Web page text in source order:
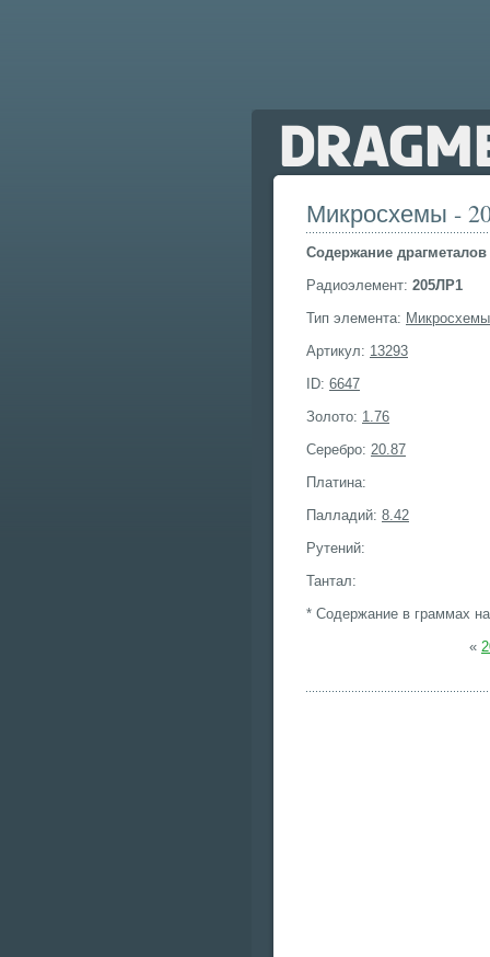
Микросхемы -
Cодержание
Радиоэлемент: 205ЛР1
Тип элемента: Микросхемы
Артикул: 13293
ID: 6647
Золото: 1.76
Серебро: 20.87
Платина:
Палладий: 8.42
Рутений:
Тантал:
* Содержание в граммах
«